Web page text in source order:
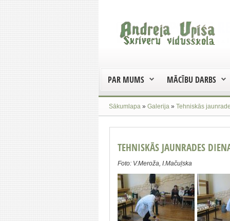
PAR MUMS MĀCĪBU DARBS
Sākumlapa » Galerija » Tehniskās
TEHNISKĀS JAUNRADES
Foto: V.Meroža, I.Mačuļska